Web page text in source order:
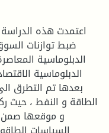
اعتمدت هذه
ضبط توازنات
الدبلوماسية
الدبلوماسية
بعدها تم التطرق
الطاقة و النفط ، حيث
و موقعها صمن